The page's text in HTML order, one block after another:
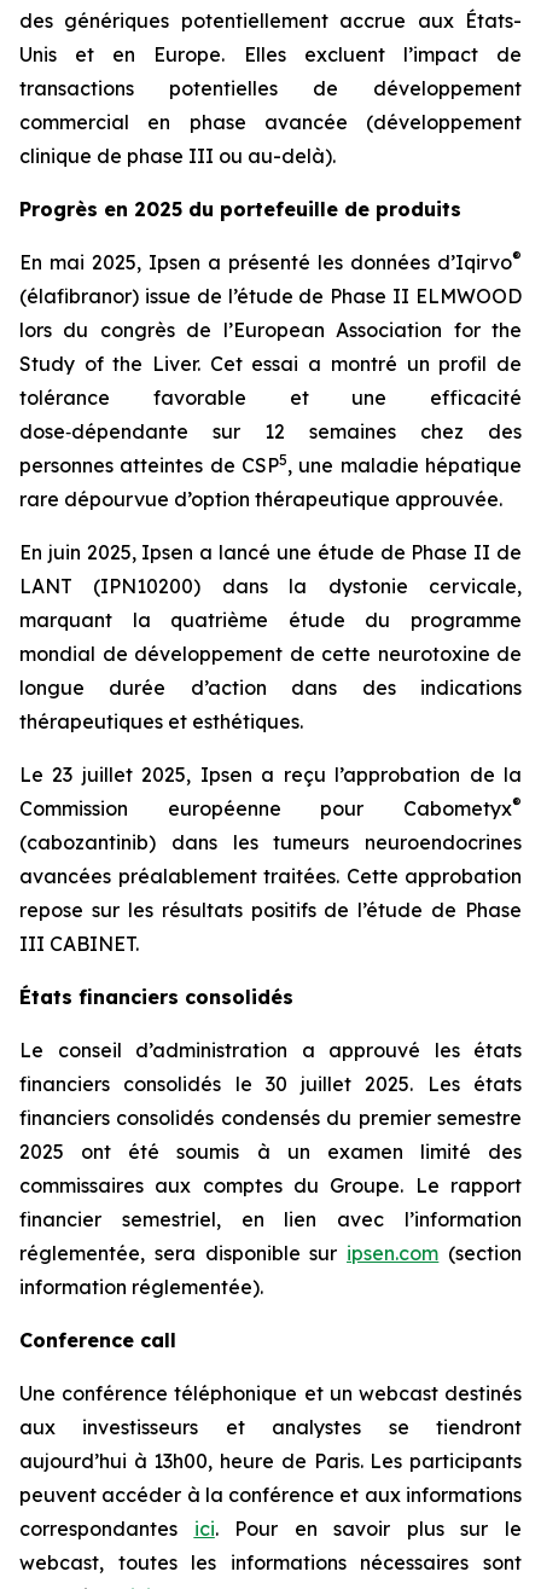
des génériques potentiellement accrue aux États-
Unis et en Europe. Elles excluent l’impact de
transactions potentielles de développement
commercial en phase avancée (développement
clinique de phase III ou au-delà).
Progrès en 2025 du portefeuille de produits
En mai 2025, Ipsen a présenté les données d’Iqirvo®
(élafibranor) issue de l’étude de Phase II ELMWOOD
lors du congrès de l’European Association for the
Study of the Liver. Cet essai a montré un profil de
tolérance favorable et une efficacité
dose‑dépendante sur 12 semaines chez des
personnes atteintes de CSP5, une maladie hépatique
rare dépourvue d’option thérapeutique approuvée.
En juin 2025, Ipsen a lancé une étude de Phase II de
LANT (IPN10200) dans la dystonie cervicale,
marquant la quatrième étude du programme
mondial de développement de cette neurotoxine de
longue durée d’action dans des indications
thérapeutiques et esthétiques.
Le 23 juillet 2025, Ipsen a reçu l’approbation de la
Commission européenne pour Cabometyx®
(cabozantinib) dans les tumeurs neuroendocrines
avancées préalablement traitées. Cette approbation
repose sur les résultats positifs de l’étude de Phase
III CABINET.
États financiers consolidés
Le conseil d’administration a approuvé les états
financiers consolidés le 30 juillet 2025. Les états
financiers consolidés condensés du premier semestre
2025 ont été soumis à un examen limité des
commissaires aux comptes du Groupe. Le rapport
financier semestriel, en lien avec l’information
réglementée, sera disponible sur ipsen.com (section
information réglementée).
Conference call
Une conférence téléphonique et un webcast destinés
aux investisseurs et analystes se tiendront
aujourd’hui à 13h00, heure de Paris. Les participants
peuvent accéder à la conférence et aux informations
correspondantes ici. Pour en savoir plus sur le
webcast, toutes les informations nécessaires sont